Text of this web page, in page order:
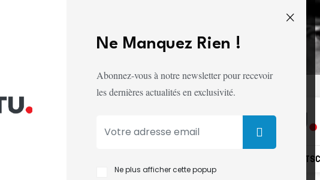
Ne Manquez Rien !
Abonnez-vous à notre newsletter pour recevoir
les dernières actualités en exclusivité.
Ne plus afficher cette popup
CONDITIONS D'UTILISATION
SPORTS